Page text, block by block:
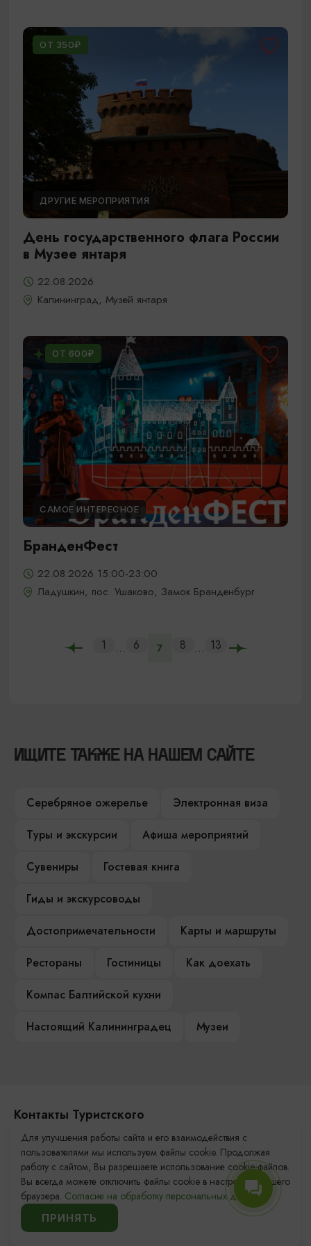
ОТ 350₽
ДРУГИЕ МЕРОПРИЯТИЯ
День государственного флага России
в Музее янтаря
22.08.2026
Калининград, Музей янтаря
ОТ 600₽
САМОЕ ИНТЕРЕСНОЕ
БранденФест
22.08.2026 15:00-23:00
Ладушкин, пос. Ушаково, Замок Бранденбург
1 ... 6 7 8 ... 13
ИЩИТЕ ТАКЖЕ НА НАШЕМ САЙТЕ
Серебряное ожерелье
Электронная виза
Туры и экскурсии
Афиша мероприятий
Сувениры
Гостевая книга
Гиды и экскурсоводы
Достопримечательности
Карты и маршруты
Рестораны
Гостиницы
Как доехать
Компас Балтийской кухни
Настоящий Калининградец
Музеи
Контакты Туристского
информационного центра
+7 (4012) 555-200
8 (800) 200-55-39
info@visit-kaliningrad.ru
Для улучшения работы сайта и его взаимодействия с
пользователями мы используем файлы cookie. Продолжая
работу с сайтом, Вы разрешаете использование cookie-файлов.
Вы всегда можете отключить файлы cookie в настройках Вашего
браузера. Согласие на обработку персональных данных.
ПРИНЯТЬ